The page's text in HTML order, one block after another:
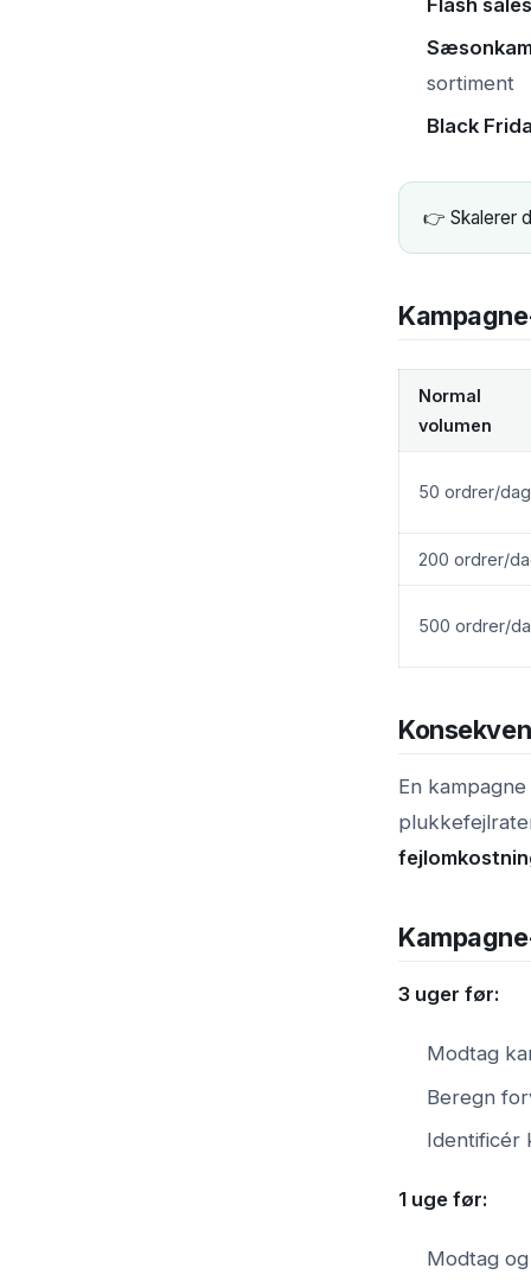
sortiment
Black
👉 Skalerer
Normal
volumen
50 ordrer/dag
200 ordrer/
500 ordrer/
En
3 uger før:
Modtag
Beregn
Identificér
1 uge før:
Modtag